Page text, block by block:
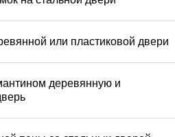
или пластиковой двери
деревянную и